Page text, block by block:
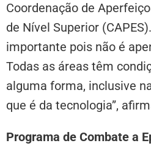
Coordenação de
de Nível Superior
importante pois não é
Todas as áreas têm
alguma forma, inclusive
que é da tecnologia”,
Programa de Combate a